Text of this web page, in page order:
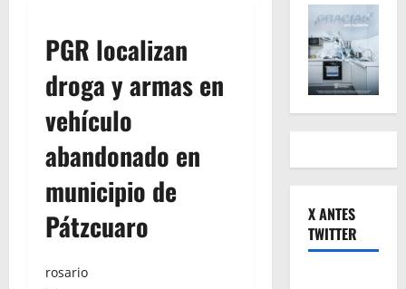
PGR localizan
droga y armas en
vehículo
abandonado en
municipio de
Pátzcuaro
rosario
X ANTES
TWITTER